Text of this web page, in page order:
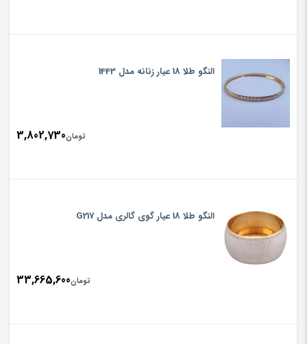
النگو طلا 18 عیار زنانه مدل 1443
تومان3,802,730
النگو طلا 18 عیار گوی گالری مدل G217
تومان33,665,600